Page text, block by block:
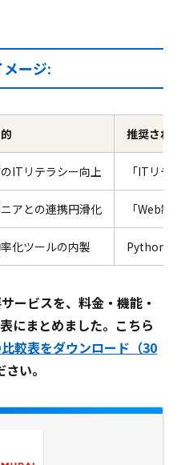
ージ:
推奨され
ITリテラシー向上 「ITリテ
アとの連携円滑化 「Web
化ツールの内製 Pythonや
ービスを、料金・機能・
にまとめました。こちら
較表をダウンロード（30
い。